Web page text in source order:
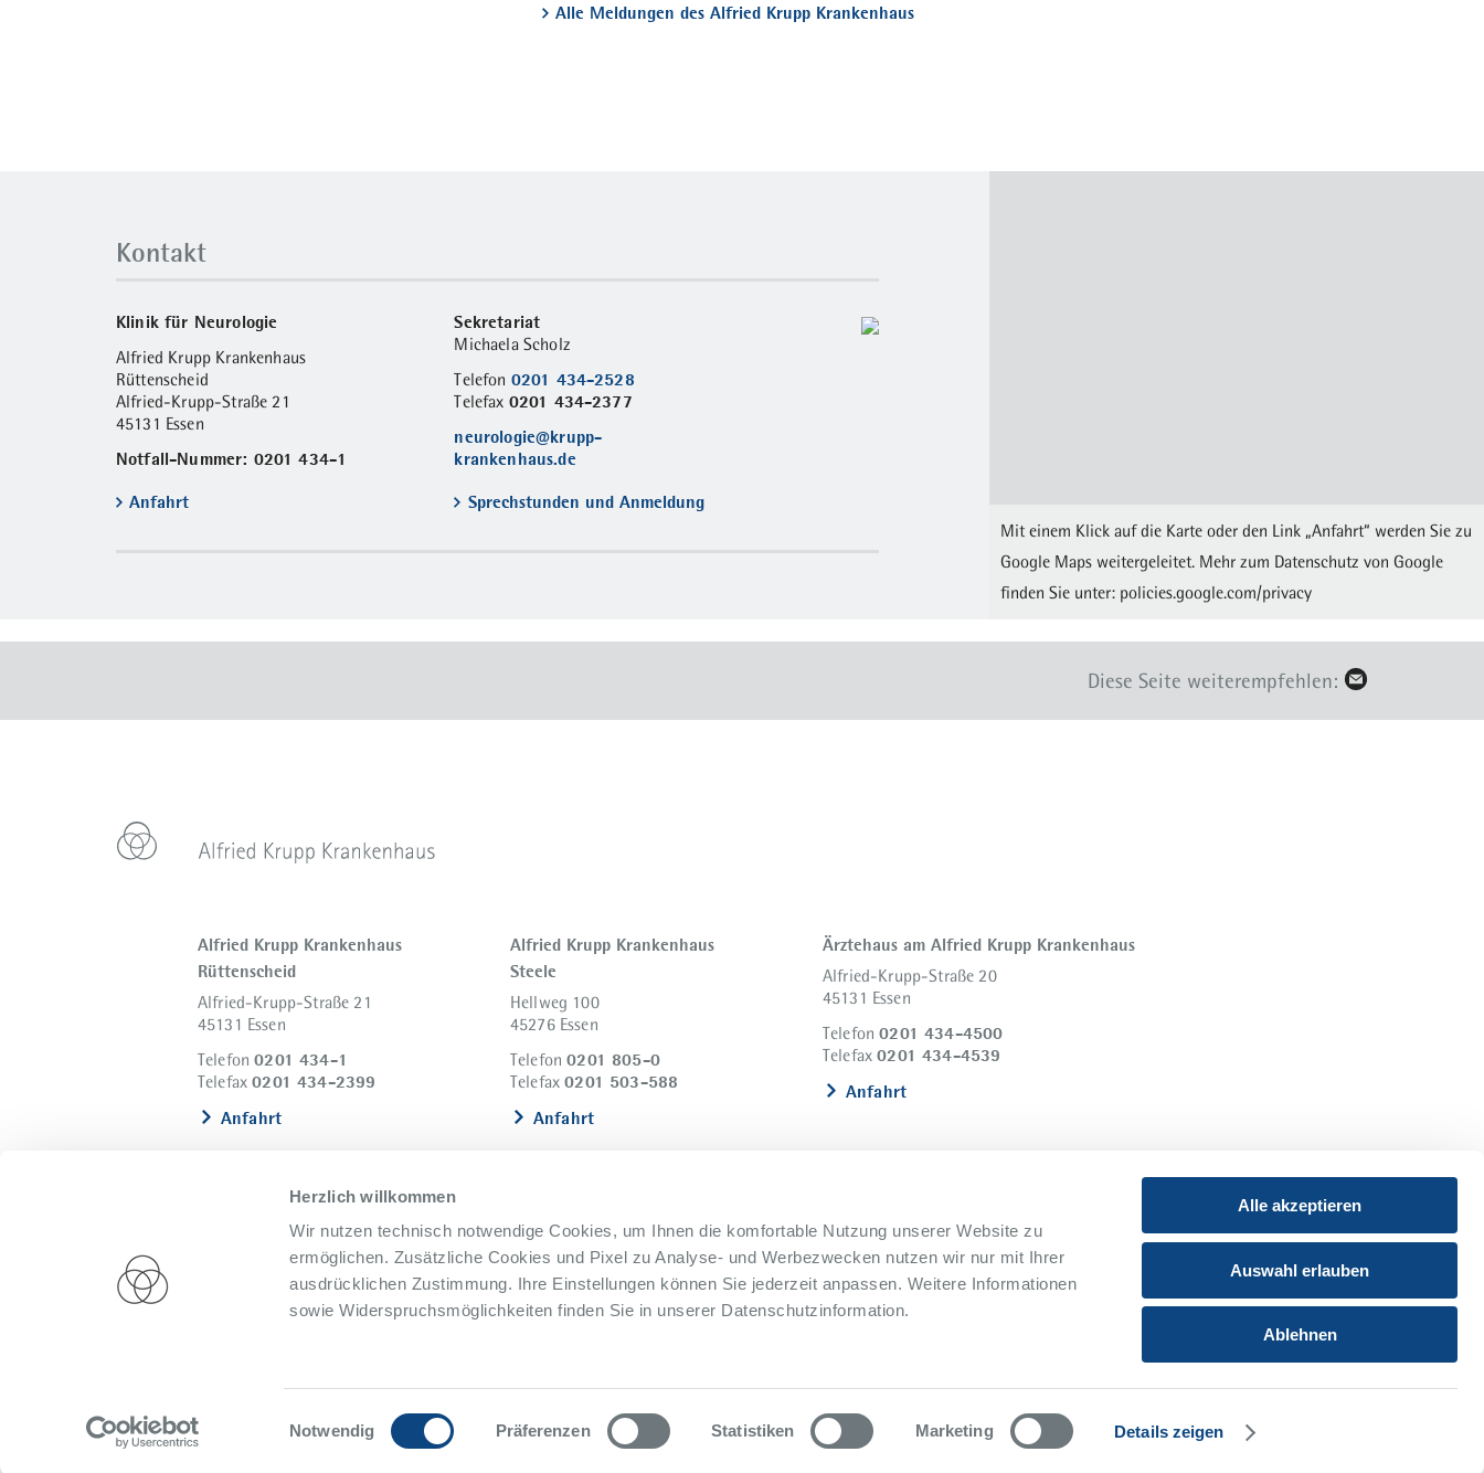
Herzlich willkommen
Wir nutzen technisch notwendige Cookies, um Ihnen die komfortable Nutzung unserer Website zu
ermöglichen. Zusätzliche Cookies und Pixel zu Analyse- und Werbezwecken nutzen wir nur mit Ihrer
ausdrücklichen Zustimmung. Ihre Einstellungen können Sie jederzeit anpassen. Weitere Informationen
sowie Widerspruchsmöglichkeiten finden Sie in unserer Datenschutzinformation.
Einwilligungsauswahl
Notwendig Präferenzen Statistiken Marketing Details zeigen
Alle akzeptieren
Auswahl erlauben
Ablehnen
Alle Meldungen des Alfried Krupp Krankenhaus
Kontakt
Klinik für Neurologie
Alfried Krupp Krankenhaus
Rüttenscheid
Alfried-Krupp-Straße 21
45131 Essen
Notfall-Nummer: 0201 434-1
Anfahrt
Sekretariat
Michaela Scholz
Telefon 0201 434-2528
Telefax 0201 434-2377
neurologie@krupp-
krankenhaus.de
Sprechstunden und Anmeldung
Mit einem Klick auf die Karte oder den Link „Anfahrt“ werden Sie zu
Google Maps weitergeleitet. Mehr zum Datenschutz von Google
finden Sie unter: policies.google.com/privacy
Diese Seite weiterempfehlen:
Alfried Krupp Krankenhaus
Rüttenscheid
Alfried-Krupp-Straße 21
45131 Essen
Telefon0201 434-1
Telefax0201 434-2399
Anfahrt
Alfried Krupp Krankenhaus
Steele
Hellweg 100
45276 Essen
Telefon0201 805-0
Telefax0201 503-588
Anfahrt
Ärztehaus am Alfried Krupp Krankenhaus
Alfried-Krupp-Straße 20
45131 Essen
Telefon0201 434-4500
Telefax0201 434-4539
Anfahrt
© 2026 Alfried Krupp Krankenhaus
Datenschutz Presse Hinweisgebersystem Lieferkettensorgfaltspflicht
Instagram
Youtube
Xing